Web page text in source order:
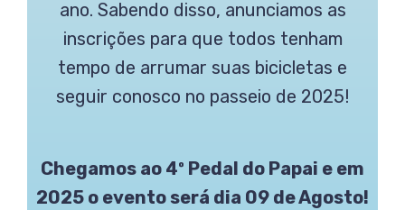
ano. Sabendo disso, anunciamos as
inscrições para que todos tenham
tempo de arrumar suas bicicletas e
seguir conosco no passeio de 2025!
Chegamos ao 4º Pedal do Papai e em
2025 o evento será dia 09 de Agosto!